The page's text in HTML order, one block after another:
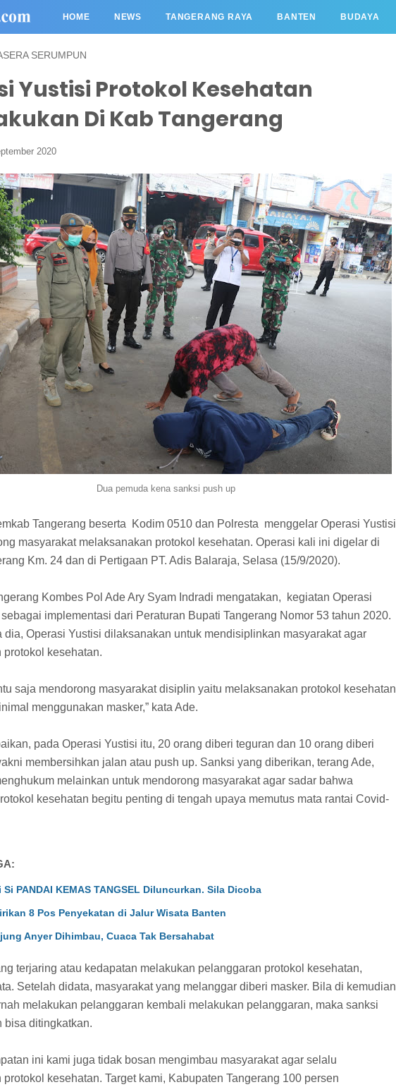
HOME NEWS TANGERANG RAYA BANTEN BUDAYA
SERUMPUN
Yustisi Protokol Kesehatan
Di Kab Tangerang
2020
Dua pemuda kena sanksi push up
Tangerang beserta Kodim 0510 dan Polresta menggelar Operasi Yustisi
masyarakat melaksanakan protokol kesehatan. Operasi kali ini digelar di
Km. 24 dan di Pertigaan PT. Adis Balaraja, Selasa (15/9/2020).
Kombes Pol Ade Ary Syam Indradi mengatakan, kegiatan Operasi
implementasi dari Peraturan Bupati Tangerang Nomor 53 tahun 2020.
dia, Operasi Yustisi dilaksanakan untuk mendisiplinkan masyarakat agar
protokol kesehatan.
saja mendorong masyarakat disiplin yaitu melaksanakan protokol kesehatan
menggunakan masker,” kata Ade.
pada Operasi Yustisi itu, 20 orang diberi teguran dan 10 orang diberi
membersihkan jalan atau push up. Sanksi yang diberikan, terang Ade,
melainkan untuk mendorong masyarakat agar sadar bahwa
kesehatan begitu penting di tengah upaya memutus mata rantai Covid-
PANDAI KEMAS TANGSEL Diluncurkan. Sila Dicoba
8 Pos Penyekatan di Jalur Wisata Banten
Anyer Dihimbau, Cuaca Tak Bersahabat
terjaring atau kedapatan melakukan pelanggaran protokol kesehatan,
Setelah didata, masyarakat yang melanggar diberi masker. Bila di kemudian
melakukan pelanggaran kembali melakukan pelanggaran, maka sanksi
bisa ditingkatkan.
ini kami juga tidak bosan mengimbau masyarakat agar selalu
protokol kesehatan. Target kami, Kabupaten Tangerang 100 persen